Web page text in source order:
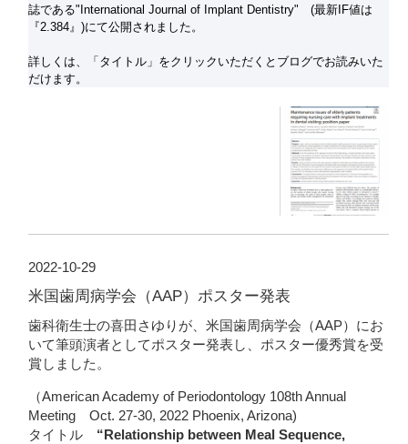
誌である"International Journal of Implant Dentistry" (最新IF値は
『2.384』)にて公開されました。
詳しくは、「タイトル」をクリックいただくとブログでお読みいた
だけます。
2022-10-29
米国歯周病学会（AAP）ポスター発表
歯科衛生士の喜田さゆりが、米国歯周病学会（AAP）にお
いて筆頭演者としてポスター発表し、ポスター優秀賞を受
賞しました。
（American Academy of Periodontology 108th Annual
Meeting Oct. 27-30, 2022 Phoenix, Arizona)
タイトル “Relationship between Meal Sequence,